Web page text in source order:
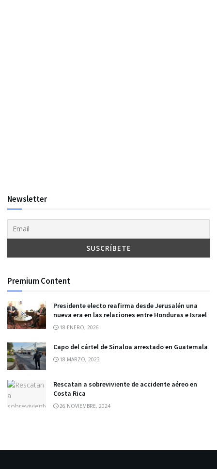
Newsletter
Premium Content
Presidente electo reafirma desde Jerusalén una
nueva era en las relaciones entre Honduras e Israel
18 ENERO, 2026
Capo del cártel de Sinaloa arrestado en Guatemala
18 MARZO, 2023
Rescatan a sobreviviente de accidente aéreo en
Costa Rica
26 NOVIEMBRE, 2024